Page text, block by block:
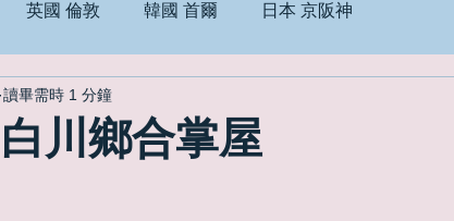
英國 倫敦 韓國 首爾 日本 京阪神
川鄉合掌屋
讀畢需時 1 分鐘